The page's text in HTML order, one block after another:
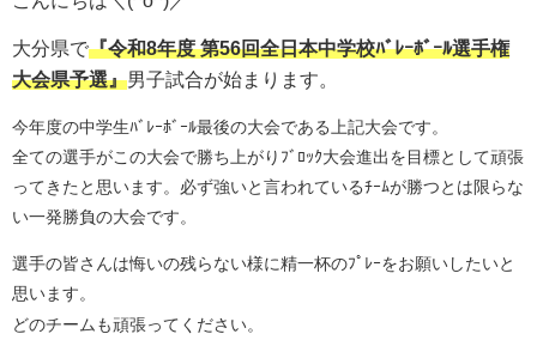
大分県で『令和8年度 第56回全日本中学校ﾊﾞﾚｰﾎﾞｰﾙ選手権
大会県予選』男子試合が始まります。
今年度の中学生ﾊﾞﾚｰﾎﾞｰﾙ最後の大会である上記大会です。
全ての選手がこの大会で勝ち上がりﾌﾞﾛｯｸ大会進出を目標として頑張
ってきたと思います。必ず強いと言われているﾁｰﾑが勝つとは限らな
い一発勝負の大会です。
選手の皆さんは悔いの残らない様に精一杯のﾌﾟﾚｰをお願いしたいと
思います。
どのチームも頑張ってください。